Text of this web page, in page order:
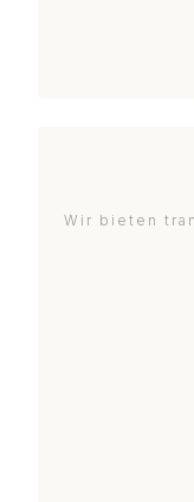
Wir bieten